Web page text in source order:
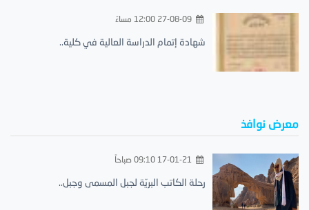
27-08-09 12:00 مساءً
شهادة إتمام الدراسة العالية في كلية..
معرض نوافذ
17-01-21 09:10 صباحاً
رحلة الكاتب البريّة لجبل المسمى وجبل..